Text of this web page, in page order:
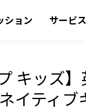
ション サービス
キッズ
イティ